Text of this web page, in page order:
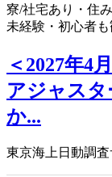
寮/社宅あり・住
未経験・初心者も
＜2027年4
アジャスタ
か...
東京海上日動調